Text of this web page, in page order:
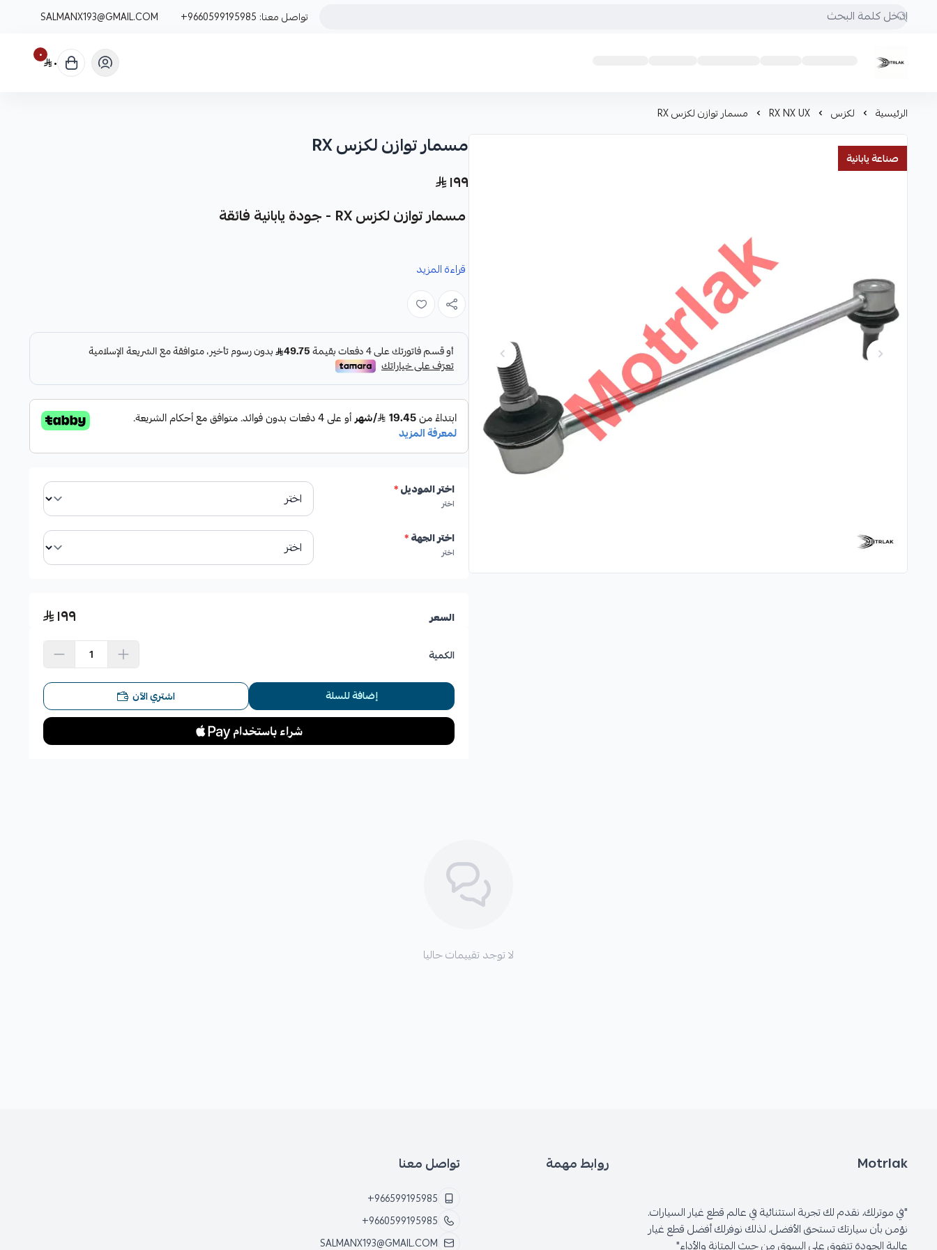
تواصل معنا: +9660599195985
SALMANX193@GMAIL.COM
Motrlak
٠ ٠
الرئيسية لكزس RX NX UX مسمار توازن لكزس RX
صناعة يابانية مسمار توازن لكزس RX
١٩٩
مسمار توازن لكزس RX - جودة يابانية فائقة
وعالية الجودة، مصممة لضمان أداء مثالي لمركبتك.
المواصفات الرئيسية:
التوافق:مصمم خصيصاً لطرازات لكزس RX350, RX450, RX460.
الجودة: درجة أولى، تضمن المتانة والأداء الموثوق.
قراءة المزيد
اختر الموديل*
اختر
اختر الجهة*
اختر
السعر ١٩٩
الكمية
إضافة للسلة اشتري الآن
لا توجد تقييمات حاليا
Motrlak
"في موترلك، نقدم لك تجربة استثنائية في عالم قطع غيار السيارات.
نؤمن بأن سيارتك تستحق الأفضل، لذلك نوفرلك أفضل قطع غيار
عالية الجودة تتفوق على السوق من حيث المتانة والأداء"
روابط مهمة تواصل معنا
+966599195985
+9660599195985
SALMANX193@GMAIL.COM